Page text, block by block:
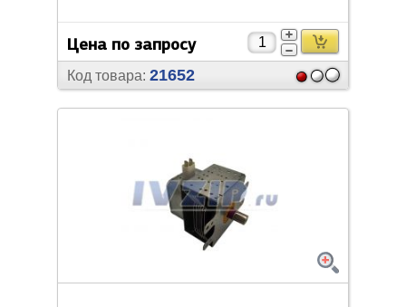
Цена по запросу
Код товара: 21652